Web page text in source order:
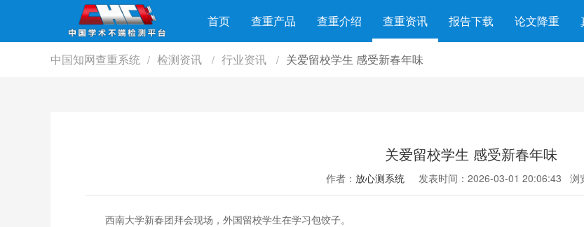
首页 查重产品 查重介绍 查重资讯 报告下载 论文降重
中国知网查重系统 / 检测资讯 / 行业资讯 / 关爱留校学生 感受新春年味
关爱留校学生 感受新春年味
作者： 放心测系统 发表时间：2026-03-01 20:06:43 浏
西南大学新春团拜会现场，外国留校学生在学习包饺子。